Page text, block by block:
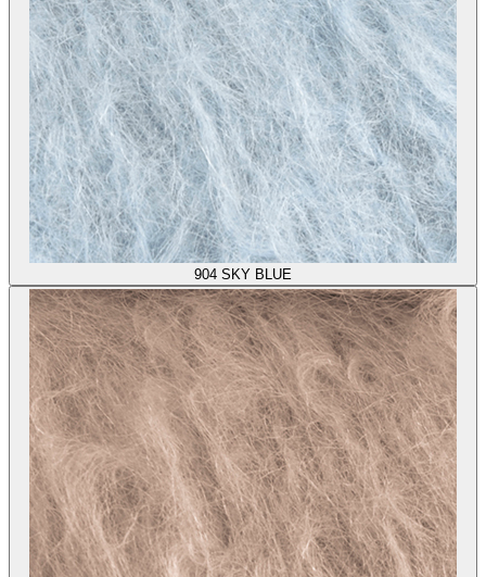
904 SKY BLUE